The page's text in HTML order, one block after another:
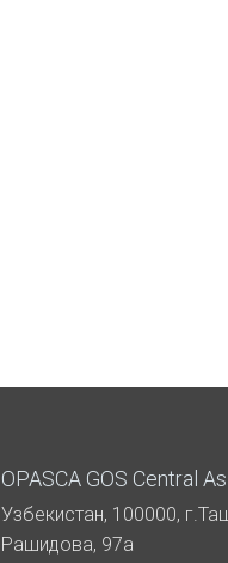
OPASCA GOS Central
Узбекистан, 100000,
Рашидова, 97а